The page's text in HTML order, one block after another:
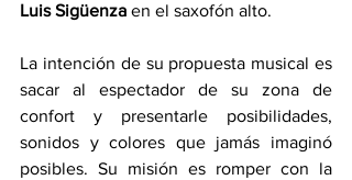
Luis Sigüenza en el saxofón alto.
La intención de su propuesta musical es
sacar al espectador de su zona de
confort y presentarle posibilidades,
sonidos y colores que jamás imaginó
posibles. Su misión es romper con la